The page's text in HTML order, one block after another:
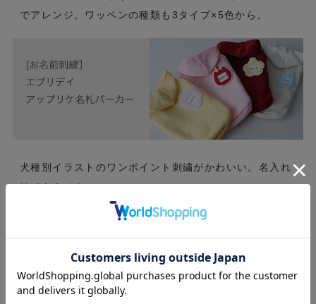
でアレンジ。ワッペンの種類も3タイプ×5色から。
犬種別イラストのワンポイント刺繍がかわいい。名入れ
はできません。